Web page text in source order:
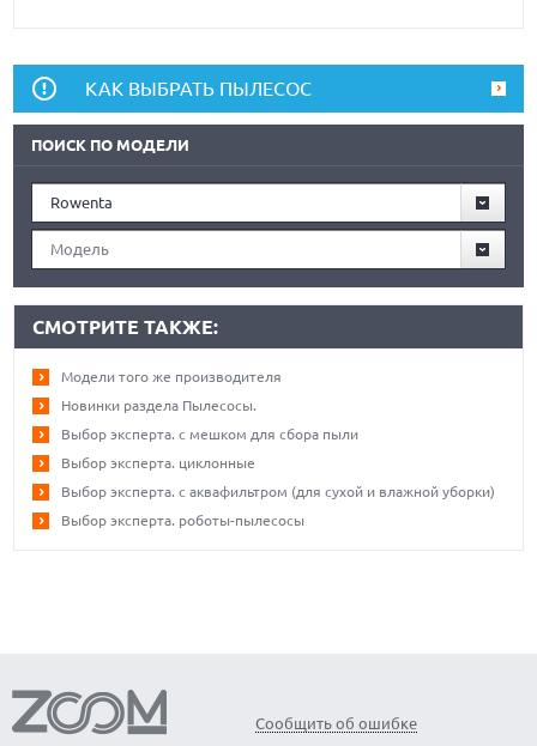
КАК ВЫБРАТЬ ПЫЛЕСОС
ПОИСК ПО МОДЕЛИ
Rowenta
Модель
СМОТРИТЕ ТАКЖЕ:
Модели того же производителя
Новинки раздела Пылесосы.
Выбор эксперта. с мешком для сбора пыли
Выбор эксперта. циклонные
Выбор эксперта. с аквафильтром (для сухой и влажной уборки)
Выбор эксперта. роботы-пылесосы
Сообщить об ошибке